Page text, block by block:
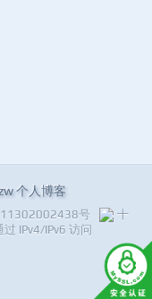
个人博客
号
十
过 IPv4/IPv6 访问